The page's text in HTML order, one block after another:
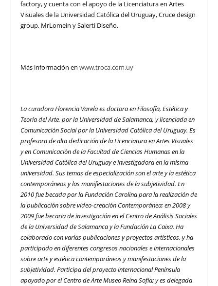
factory, y cuenta con el apoyo de la Licenciatura en Artes
Visuales de la Universidad Católica del Uruguay, Cruce design
group, MrLomein y Salerti Diseño.
Más información enwww.troca.com.uy
La curadora Florencia Varela esdoctora en Filosofía, Estética y
Teoría del Arte, por la Universidad de Salamanca, y licenciada en
Comunicación Social por la Universidad Católica del Uruguay. Es
profesora de alta dedicación de la Licenciatura en Artes Visuales
y en Comunicación de la Facultad de Ciencias Humanas en la
Universidad Católica del Uruguay e investigadora en la misma
universidad. Sus temas de especialización son el arte y la estética
contemporáneos y las manifestaciones de la subjetividad. En
2010 fue becada por la Fundación Carolina para la realización de
la publicación sobre video-creación Contemporánea; en 2008 y
2009 fue becaria de investigación en el Centro de Análisis Sociales
de la Universidad de Salamanca y la Fundación La Caixa. Ha
colaborado con varias publicaciones y proyectos artísticos, y ha
participado en diferentes congresos nacionales e internacionales
sobre arte y estética contemporáneos y manifestaciones de la
subjetividad. Participa del proyecto internacional Península
apoyado por el Centro de Arte Museo Reina Sofía; y es delegada